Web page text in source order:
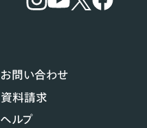
お問い合わせ
資料請求
ヘルプ